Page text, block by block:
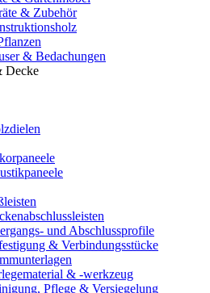
& Zubehör
& Bedachungen
Decke
und Abschlussprofile
& Verbindungsstücke
& -werkzeug
Pflege & Versiegelung